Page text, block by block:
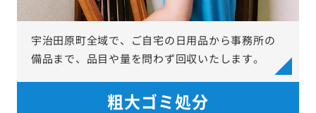
宇治田原町全域で、ご自宅の日用品から事務所の
備品まで、品目や量を問わず回収いたします。
粗大ゴミ処分